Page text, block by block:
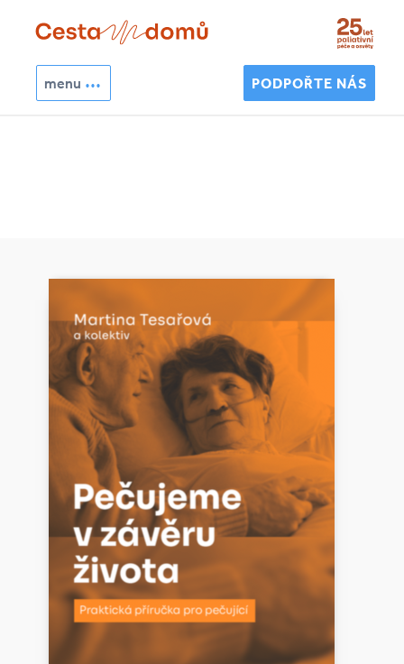
Přejít k hlavnímu obsahu
menu PODPOŘTE NÁS